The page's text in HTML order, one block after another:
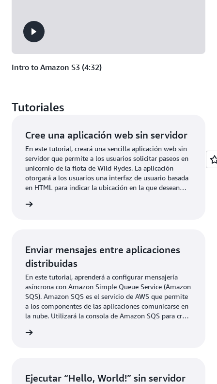
Intro to Amazon S3 (4:32)
Tutoriales
Cree una aplicación web sin servidor
En este tutorial, creará una sencilla aplicación web sin
servidor que permite a los usuarios solicitar paseos en
unicornio de la flota de Wild Rydes. La aplicación
otorgará a los usuarios una interfaz de usuario basada
en HTML para indicar la ubicación en la que desean
con un servicio web RESTful para enviar la solicitud y
Enviar mensajes entre aplicaciones
distribuidas
En este tutorial, aprenderá a configurar mensajería
asíncrona con Amazon Simple Queue Service (Amazon
SQS). Amazon SQS es el servicio de AWS que permite
a los componentes de las aplicaciones comunicarse en
la nube. Utilizará la consola de Amazon SQS para crear
recibir y eliminar dicho mensaje y, a continuación,
Ejecutar “Hello, World!” sin servidor